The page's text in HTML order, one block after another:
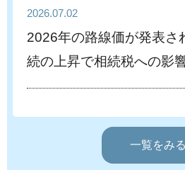
2026.07.02
2026年の路線価が発表さ
続の上昇で相続税への影
一覧をみる